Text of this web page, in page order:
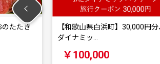
たき
【和歌山県白浜町】30,000円分JAL
ダイナミッ…
￥100,000